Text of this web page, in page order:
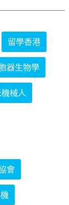
留學香港
器生物學
械人
會